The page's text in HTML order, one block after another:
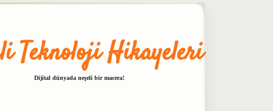
Teknoloji Hikayeleri
Dijital dünyada neşeli bir macera!